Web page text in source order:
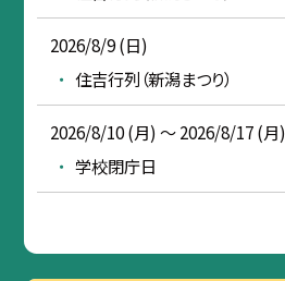
2026/8/9 (日)
住吉行列（新潟まつり）
2026/8/10 (月) ～ 2026/8/17 (月)
学校閉庁日